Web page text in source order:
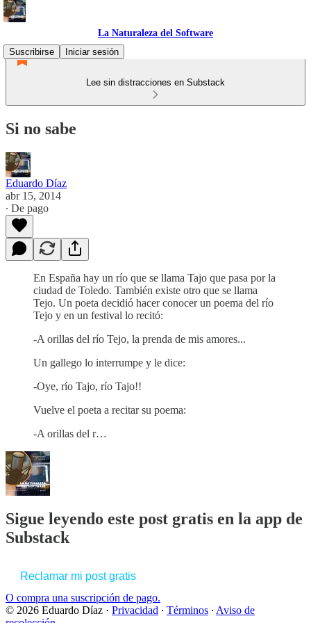
La Naturaleza del Software
Suscribirse
Iniciar sesión
Lee sin distracciones en Substack
Si no sabe
Eduardo Díaz
abr 15, 2014
∙ De pago
En España hay un río que se llama Tajo que pasa por la
ciudad de Toledo. También existe otro que se llama
Tejo. Un poeta decidió hacer conocer un poema del río
Tejo y en un festival lo recitó:
-A orillas del río Tejo, la prenda de mis amores...
Un gallego lo interrumpe y le dice:
-Oye, río Tajo, río Tajo!!
Vuelve el poeta a recitar su poema:
-A orillas del r…
Sigue leyendo este post gratis en la app de
Substack
Reclamar mi post gratis
O compra una suscripción de pago.
© 2026 Eduardo Díaz · Privacidad ∙ Términos ∙ Aviso de